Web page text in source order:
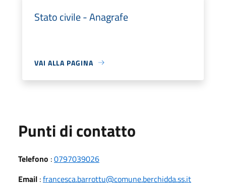
Stato civile - Anagrafe
VAI ALLA PAGINA
Punti di contatto
Telefono :0797039026
Email :francesca.barrottu@comune.berchidda.ss.it